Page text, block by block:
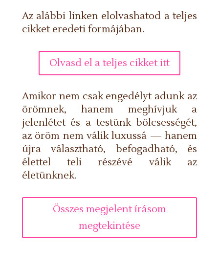
Az alábbi linken elolvashatod a teljes
cikket eredeti formájában.
Olvasd el a teljes cikket itt
Amikor nem csak engedélyt adunk az
örömnek, hanem meghívjuk a
jelenlétet és a testünk bölcsességét,
az öröm nem válik luxussá — hanem
újra választható, befogadható, és
élettel teli részévé válik az
életünknek.
Összes megjelent írásom
megtekintése